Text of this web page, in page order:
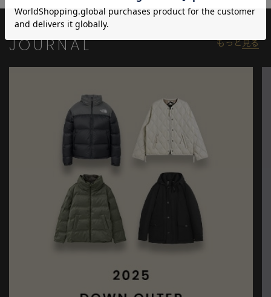
※照明・光の加減、PCやスマートフォンなどの環境により、製品
と画像のカラーの見え方が異なる場合がございます。
合がございます。
※サイズは弊社規定の採寸によって記載しておりますが、若干の
JOURNAL もっと見る